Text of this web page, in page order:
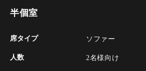
半個室
席タイプ ソファー
人数 2名様向け